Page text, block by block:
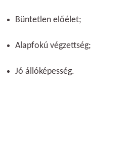
Büntetlen előélet;
Alapfokú végzettség;
Jó állóképesség.